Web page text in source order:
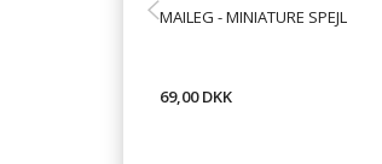
MAILEG - MINIATURE SPEJL
69,00 DKK